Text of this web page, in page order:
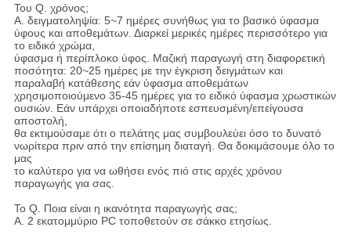
Του Q. χρόνος;
Α. δειγματοληψία: 5~7 ημέρες συνήθως για το βασικό ύφασμα
ύφους και αποθεμάτων. Διαρκεί μερικές ημέρες περισσότερο για
το ειδικό χρώμα,
ύφασμα ή περίπλοκο ύφος. Μαζική παραγωγή στη διαφορετική
ποσότητα: 20~25 ημέρες με την έγκριση δειγμάτων και
παραλαβή κατάθεσης εάν ύφασμα αποθεμάτων
χρησιμοποιούμενο 35-45 ημέρες για το ειδικό ύφασμα χρωστικών
ουσιών. Εάν υπάρχει οποιαδήποτε εσπευσμένη/επείγουσα
αποστολή,
θα εκτιμούσαμε ότι ο πελάτης μας συμβουλεύει όσο το δυνατό
νωρίτερα πριν από την επίσημη διαταγή. Θα δοκιμάσουμε όλο το
μας
το καλύτερο για να ωθήσει ενός πιό στις αρχές χρόνου
παραγωγής για σας.
Το Q. Ποια είναι η ικανότητα παραγωγής σας;
Α. 2 εκατομμύριο PC τοποθετούν σε σάκκο ετησίως.